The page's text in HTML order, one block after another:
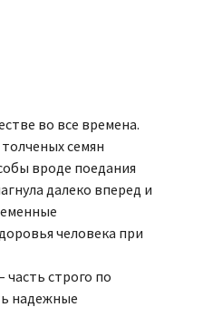
во все времена.
семян
вроде поедания
далеко вперед и
человека при
строго по
надежные